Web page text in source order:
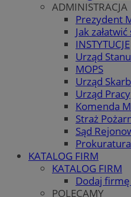
ADMINISTRACJA
Prezydent
Jak
INSTYTUCJE
Urząd
MOPS
Urząd
Urząd Pracy
Komenda
Straż
Sąd
KATALOG FIRM
KATALOG FIRM
Dodaj
POLECAMY